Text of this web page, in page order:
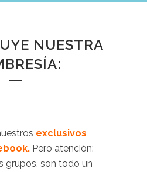
NUESTRA
exclusivos
Pero atención:
grupos, son todo un